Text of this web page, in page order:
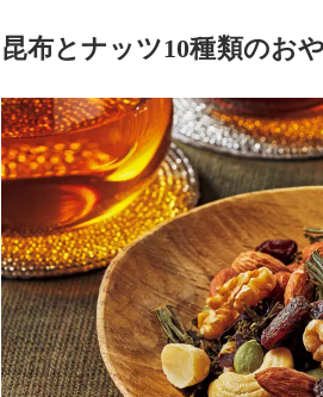
昆布とナッツ10種類のお